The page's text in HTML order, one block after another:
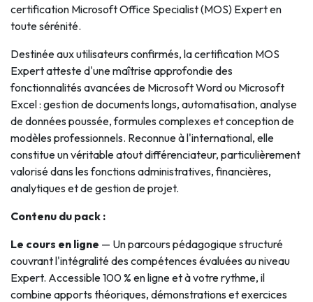
certification Microsoft Office Specialist (MOS) Expert en
toute sérénité.
Destinée aux utilisateurs confirmés, la certification MOS
Expert atteste d'une maîtrise approfondie des
fonctionnalités avancées de Microsoft Word ou Microsoft
Excel : gestion de documents longs, automatisation, analyse
de données poussée, formules complexes et conception de
modèles professionnels. Reconnue à l'international, elle
constitue un véritable atout différenciateur, particulièrement
valorisé dans les fonctions administratives, financières,
analytiques et de gestion de projet.
Contenu du pack :
Le cours en ligne — Un parcours pédagogique structuré
couvrant l'intégralité des compétences évaluées au niveau
Expert. Accessible 100 % en ligne et à votre rythme, il
combine apports théoriques, démonstrations et exercices